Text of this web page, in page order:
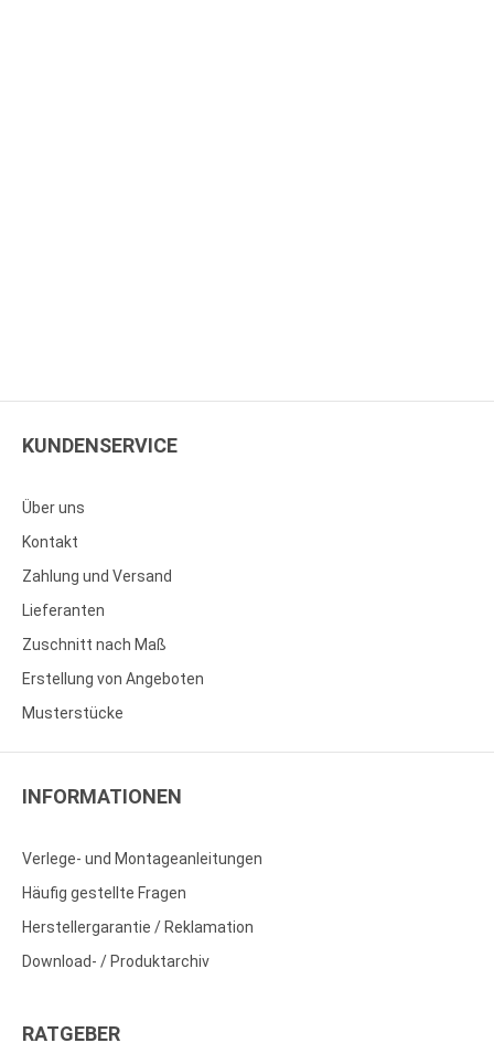
KUNDENSERVICE
Über uns
Kontakt
Zahlung und Versand
Lieferanten
Zuschnitt nach Maß
Erstellung von Angeboten
Musterstücke
INFORMATIONEN
Verlege- und Montageanleitungen
Häufig gestellte Fragen
Herstellergarantie / Reklamation
Download- / Produktarchiv
RATGEBER